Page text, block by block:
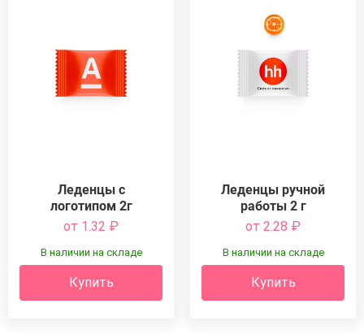
Леденцы с
логотипом 2г
от 1.32 ₽
В наличии на складе
Купить
Леденцы ручной
работы 2 г
от 2.28 ₽
В наличии на складе
Купить